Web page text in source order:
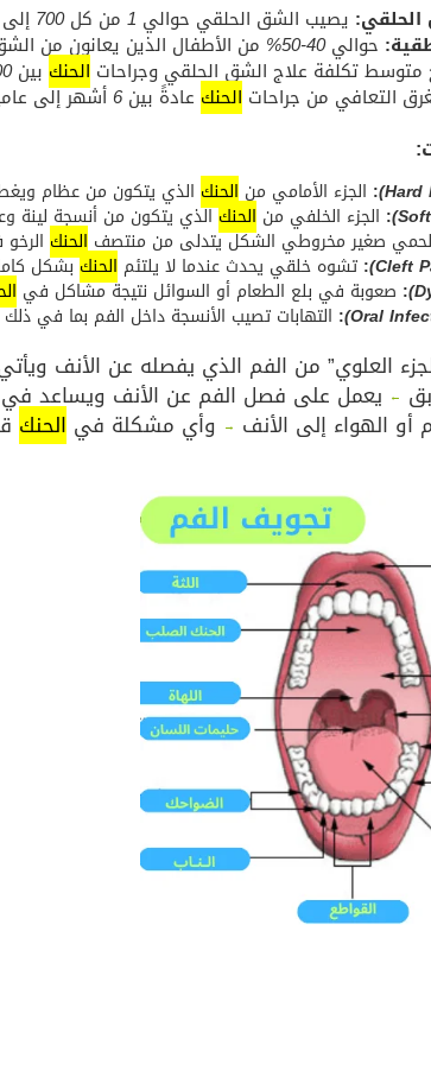
يصيب الشق الحلقي حوالي 1 من كل700
حوالي40-50% من الأطفال الذين يعانون من
متوسط تكلفة علاج الشق الحلقي وجراحات الحنك بين
التعافي من جراحات الحنك عادةً بين6أشهر إلى
: الجزء الأمامي من الحنك الذي يتكون من عظام
: الجزء الخلفي من الحنكالذي يتكون من أنسجة لينة
لحمي صغير مخروطي الشكل يتدلى من منتصف الحنك
: تشوه خلقي يحدث عندما لا يلتئم الحنكبشكل كامل
: صعوبة في بلع الطعام أو السوائل نتيجة مشاكل في
: التهابات تصيب الأنسجة داخل الفم بما في ذلك
العلوي” من الفم الذي يفصله عن الأنف
← يعمل على فصل الفم عن الأنف ويساعد
أو الهواء إلى الأنف → وأي مشكلة في الحنك